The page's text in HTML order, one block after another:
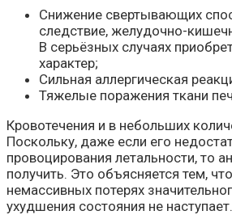
Снижение свертывающих
следствие, желудочно-
В серьёзных случаях
характер;
Сильная аллергическая
Тяжелые поражения ткани
Кровотечения и в небольших
Поскольку, даже если его
провоцирования летальности, то
получить. Это объясняется тем,
немассивных потерях
ухудшения состояния не наступает.